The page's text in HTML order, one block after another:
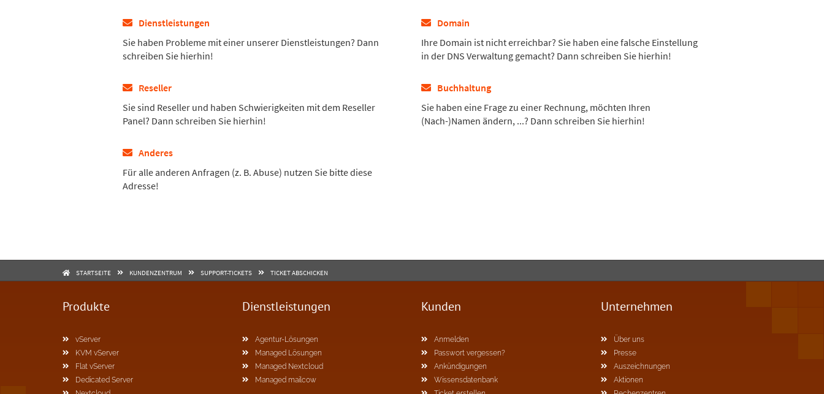
Dienstleistungen
Sie haben Probleme mit einer unserer Dienstleistungen? Dann
schreiben Sie hierhin!
Domain
Ihre Domain ist nicht erreichbar? Sie haben eine falsche Einstellung
in der DNS Verwaltung gemacht? Dann schreiben Sie hierhin!
Reseller
Sie sind Reseller und haben Schwierigkeiten mit dem Reseller
Panel? Dann schreiben Sie hierhin!
Buchhaltung
Sie haben eine Frage zu einer Rechnung, möchten Ihren
(Nach-)Namen ändern, ...? Dann schreiben Sie hierhin!
Anderes
Für alle anderen Anfragen (z. B. Abuse) nutzen Sie bitte diese
Adresse!
STARTSEITE KUNDENZENTRUM SUPPORT-TICKETS TICKET ABSCHICKEN
Produkte
vServer
KVM vServer
Flat vServer
Dedicated Server
Dienstleistungen
Agentur-Lösungen
Managed Lösungen
Managed Nextcloud
Managed mailcow
Kunden
Anmelden
Passwort vergessen?
Ankündigungen
Wissensdatenbank
Unternehmen
Über uns
Presse
Auszeichnungen
Aktionen